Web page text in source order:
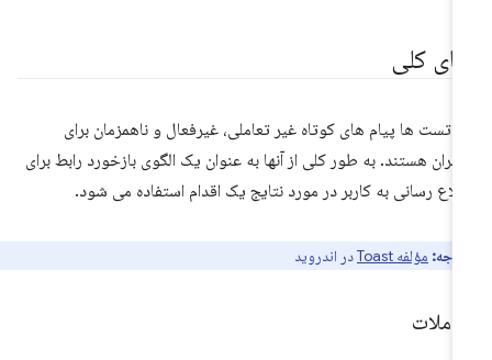
کلی
تست ها پیام های کوتاه غیر تعاملی، غیرفعال و ناهمزمان برای
هستند. به طور کلی از آنها به عنوان یک الگوی بازخورد رابط برای
رسانی به کاربر در مورد نتایج یک اقدام استفاده می شود.
مؤلفه Toast در اندروید